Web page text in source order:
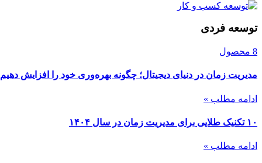
توسعه فردی
8 محصول
مدیریت زمان در دنیای دیجیتال؛ چگونه بهره‌وری خود را افزایش
ادامه مطلب »
۱۰ تکنیک طلایی برای مدیریت زمان در سال ۱۴۰۴
ادامه مطلب »